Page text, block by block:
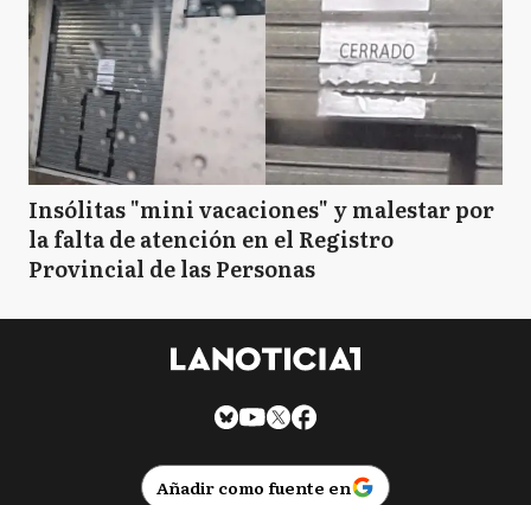
Insólitas "mini vacaciones" y malestar por
la falta de atención en el Registro
Provincial de las Personas
Añadir como fuente en